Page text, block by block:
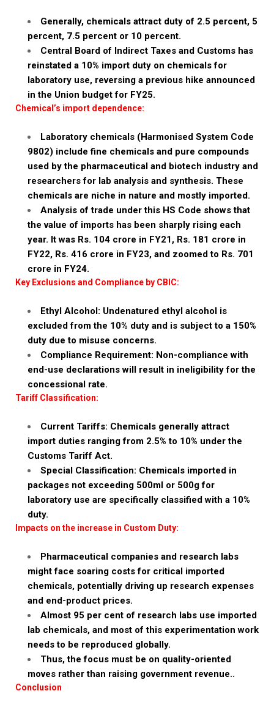
Generally, chemicals attract duty of 2.5 percent, 5
percent, 7.5 percent or 10 percent.
Central Board of Indirect Taxes and Customs has
reinstated a 10% import duty on chemicals for
laboratory use, reversing a previous hike announced
in the Union budget for FY25.
Chemical’s import dependence:
Laboratory chemicals (Harmonised System Code
9802) include fine chemicals and pure compounds
used by the pharmaceutical and biotech industry and
researchers for lab analysis and synthesis. These
chemicals are niche in nature and mostly imported.
Analysis of trade under this HS Code shows that
the value of imports has been sharply rising each
year. It was Rs. 104 crore in FY21, Rs. 181 crore in
FY22, Rs. 416 crore in FY23, and zoomed to Rs. 701
crore in FY24.
Key Exclusions and Compliance by CBIC:
Ethyl Alcohol: Undenatured ethyl alcohol is
excluded from the 10% duty and is subject to a 150%
duty due to misuse concerns.
Compliance Requirement: Non-compliance with
end-use declarations will result in ineligibility for the
concessional rate.
Tariff Classification:
Current Tariffs: Chemicals generally attract
import duties ranging from 2.5% to 10% under the
Customs Tariff Act.
Special Classification: Chemicals imported in
packages not exceeding 500ml or 500g for
laboratory use are specifically classified with a 10%
duty.
Impacts on the increase in Custom Duty:
Pharmaceutical companies and research labs
might face soaring costs for critical imported
chemicals, potentially driving up research expenses
and end-product prices.
Almost 95 per cent of research labs use imported
lab chemicals, and most of this experimentation work
needs to be reproduced globally.
Thus, the focus must be on quality-oriented
moves rather than raising government revenue..
Conclusion